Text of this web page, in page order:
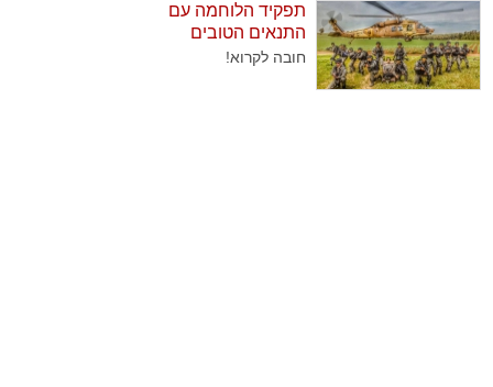
תפקיד הלוחמה עם
התנאים הטובים
ביותר
חובה לקרוא!